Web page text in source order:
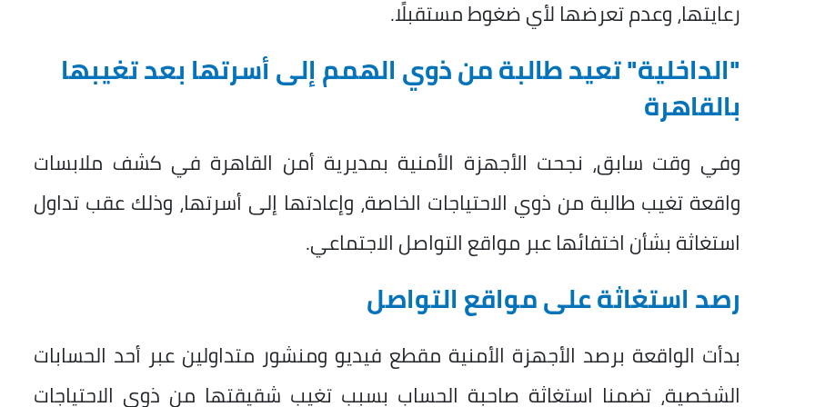
رعايتها، وعدم تعرضها لأي ضغوط مستقبلًا.
"الداخلية" تعيد طالبة من ذوي الهمم إلى أسرتها بعد تغيبها
بالقاهرة
وفي وقت سابق، نجحت الأجهزة الأمنية بمديرية أمن القاهرة في كشف ملابسات
واقعة تغيب طالبة من ذوي الاحتياجات الخاصة، وإعادتها إلى أسرتها، وذلك عقب تداول
استغاثة بشأن اختفائها عبر مواقع التواصل الاجتماعي.
رصد استغاثة على مواقع التواصل
بدأت الواقعة برصد الأجهزة الأمنية مقطع فيديو ومنشور متداولين عبر أحد الحسابات
الشخصية، تضمنا استغاثة صاحبة الحساب بسبب تغيب شقيقتها من ذوي الاحتياجات